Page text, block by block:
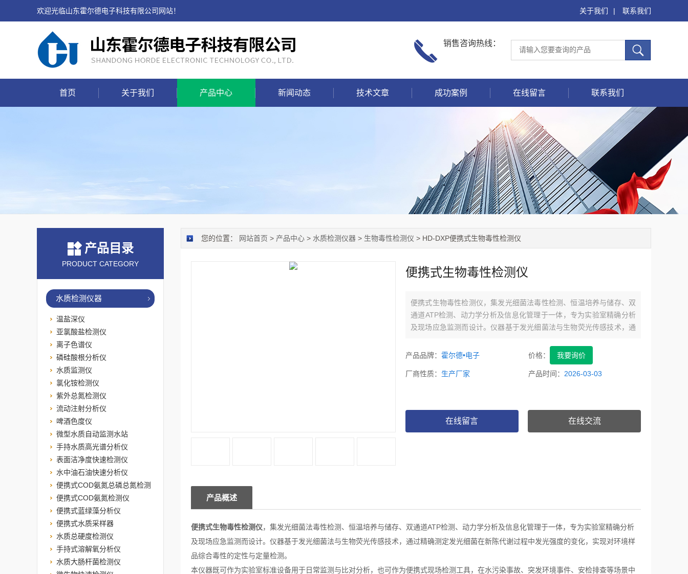
欢迎光临山东霍尔德电子科技有限公司网站！ 关于我们 | 联系我们
销售咨询热线：
首页 关于我们 产品中心 新闻动态 技术文章 成功案例 在线留言 联系我们
您的位置： 网站首页 > 产品中心 > 水质检测仪器 > 生物毒性检测仪 > HD-DXP便携式生物毒性检测仪
便携式生物毒性检测仪
便携式生物毒性检测仪，集发光细菌法毒性检测、恒温培养与储存、双
通道ATP检测、动力学分析及信息化管理于一体，专为实验室精确分析
及现场应急监测而设计。仪器基于发光细菌法与生物荧光传感技术，通
品综合毒性的定性与定量检测。
产品品牌： 霍尔德•电子 价格： 我要询价
厂商性质： 生产厂家 产品时间： 2026-03-03
在线留言 在线交流
产品概述
便携式生物毒性检测仪，集发光细菌法毒性检测、恒温培养与储存、双通道ATP检测、动力学分析及信息化管理于一体，专为实验室精确分析
及现场应急监测而设计。仪器基于发光细菌法与生物荧光传感技术，通过精确测定发光细菌在新陈代谢过程中发光强度的变化，实现对环境样
品综合毒性的定性与定量检测。
本仪器既可作为实验室标准设备用于日常监测与比对分析，也可作为便携式现场检测工具，在水污染事故、突发环境事件、安检排查等场景中
产品目录
PRODUCT CATEGORY
水质检测仪器
温盐深仪
亚氯酸盐检测仪
离子色谱仪
磷硅酸根分析仪
水质监测仪
氯化铵检测仪
紫外总氮检测仪
流动注射分析仪
啤酒色度仪
微型水质自动监测水站
手持水质高光谱分析仪
表面洁净度快速检测仪
水中油石油快速分析仪
便携式COD氨氮总磷总氮检测
仪
便携式COD氨氮检测仪
便携式蓝绿藻分析仪
便携式水质采样器
水质总硬度检测仪
手持式溶解氧分析仪
水质大肠杆菌检测仪